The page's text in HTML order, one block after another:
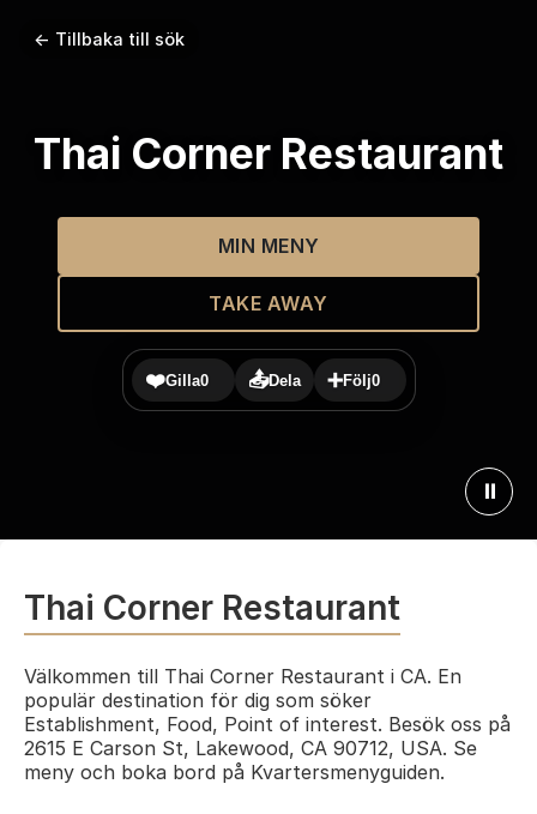
← Tillbaka till sök
Thai Corner Restaurant
MIN MENY
TAKE AWAY
❤️Gilla0 📤Dela ➕Följ0
⏸
Thai Corner Restaurant
Välkommen till Thai Corner Restaurant i CA. En
populär destination för dig som söker
Establishment, Food, Point of interest. Besök oss på
2615 E Carson St, Lakewood, CA 90712, USA. Se
meny och boka bord på Kvartersmenyguiden.